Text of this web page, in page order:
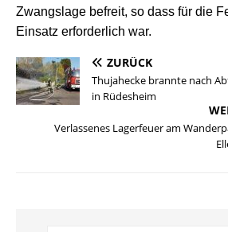
Zwangslage befreit, so dass für die
Einsatz erforderlich war.
ZURÜCK
Thujahecke brannte nach
in Rüdesheim
Verlassenes Lagerfeuer am